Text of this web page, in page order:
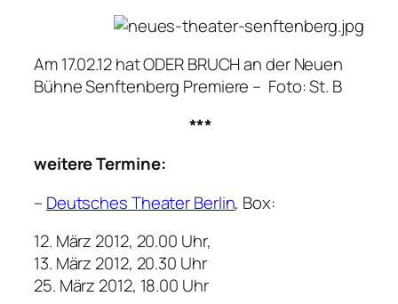
Am 17.02.12 hat ODER BRUCH an der Neuen
Bühne Senftenberg Premiere – Foto: St. B
***
weitere Termine:
– Deutsches Theater Berlin, Box:
12. März 2012, 20.00 Uhr,
13. März 2012, 20.30 Uhr
25. März 2012, 18.00 Uhr